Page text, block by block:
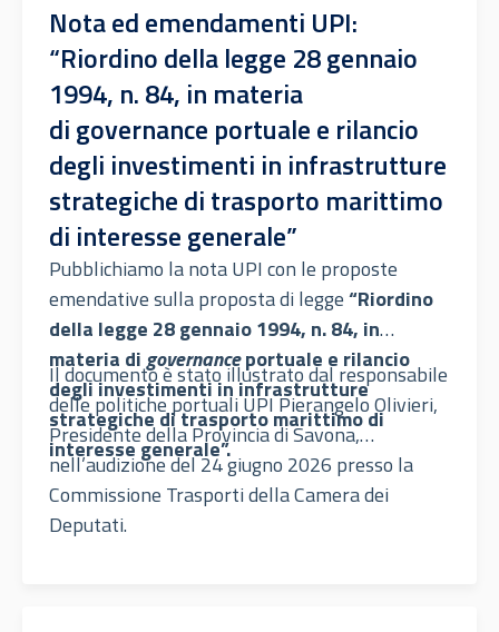
Nota ed emendamenti UPI:
“Riordino della legge 28 gennaio
1994, n. 84, in materia
di governance portuale e rilancio
degli investimenti in infrastrutture
strategiche di trasporto marittimo
di interesse generale”
Pubblichiamo la nota UPI con le proposte
emendative sulla proposta di legge“Riordino
della legge 28 gennaio 1994, n. 84, in
materia digovernanceportuale e rilancio
degli investimenti in infrastrutture
strategiche di trasporto marittimo di
interesse generale”.
Il documento è stato illustrato dal responsabile
delle politiche portuali UPI Pierangelo Olivieri,
Presidente della Provincia di Savona,
nell’audizione del 24 giugno 2026 presso la
Commissione Trasporti della Camera dei
Deputati.